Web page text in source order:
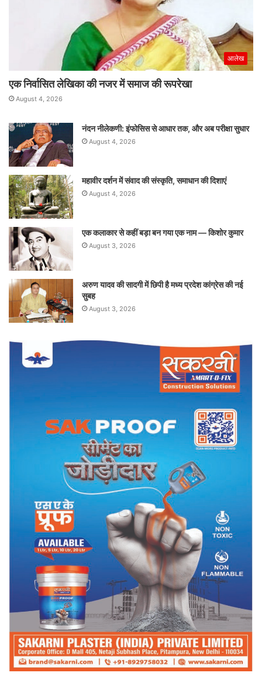
आलेख
एक निर्वासित लेखिका की नजर में समाज की रूपरेखा
August 4, 2026
नंदन नीलेकणी: इंफोसिस से आधार तक, और अब परीक्षा सुधार
August 4, 2026
महावीर दर्शन में संवाद की संस्कृति, समाधान की दिशाएं
August 4, 2026
एक कलाकार से कहीं बड़ा बन गया एक नाम — किशोर कुमार
August 3, 2026
अरुण यादव की सादगी में छिपी है मध्य प्रदेश कांग्रेस की नई
सुबह
August 3, 2026